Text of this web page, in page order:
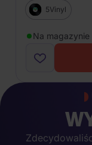
5Vinyl
Na magazynie